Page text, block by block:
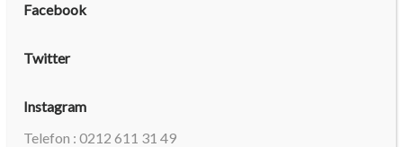
Facebook
Twitter
Instagram
Telefon : 0212 611 31 49